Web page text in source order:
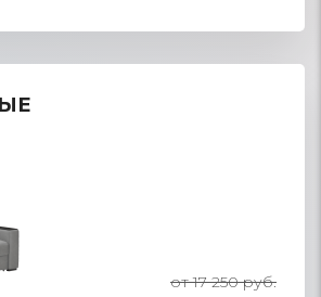
от 17 250 руб.